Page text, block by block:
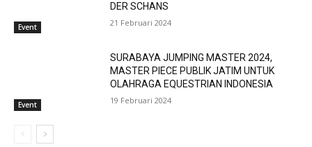
Event
DER SCHANS
21 Februari 2024
Event
SURABAYA JUMPING MASTER 2024,
MASTER PIECE PUBLIK JATIM UNTUK
OLAHRAGA EQUESTRIAN INDONESIA
19 Februari 2024